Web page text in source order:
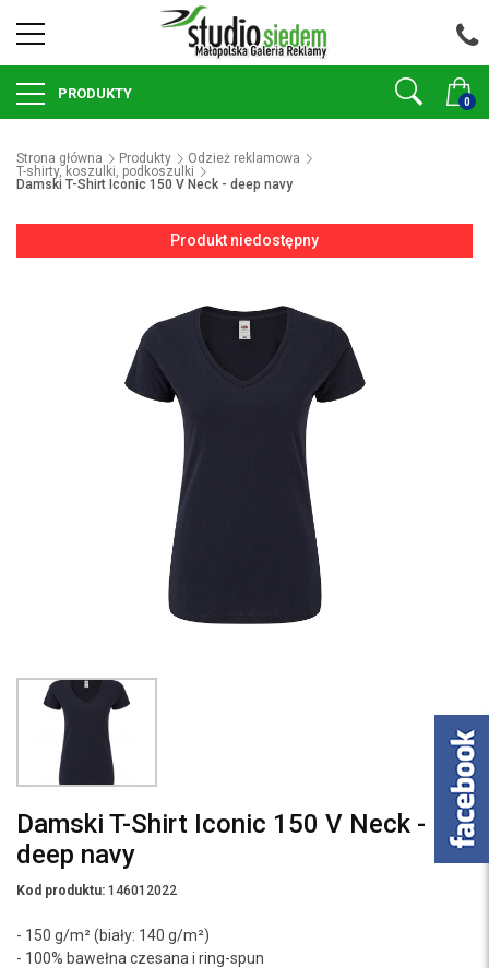
0
PRODUKTY
Strona główna Produkty
Odzież reklamowa
T-shirty, koszulki, podkoszulki
Damski T-Shirt Iconic 150 V Neck - deep navy
Produkt niedostępny
Damski T-Shirt Iconic 150 V Neck -
deep navy
Kod produktu: 146012022
- 150 g/m² (biały: 140 g/m²)
- 100% bawełna czesana i ring-spun